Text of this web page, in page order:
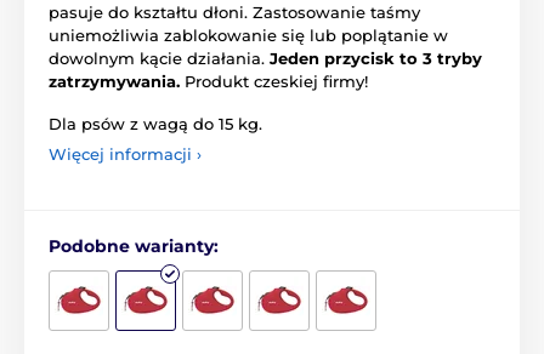
pasuje do kształtu dłoni. Zastosowanie taśmy
uniemożliwia zablokowanie się lub poplątanie w
dowolnym kącie działania. Jeden przycisk to 3 tryby
zatrzymywania. Produkt czeskiej firmy!
Dla psów z wagą do 15 kg.
Więcej informacji ›
Podobne warianty: